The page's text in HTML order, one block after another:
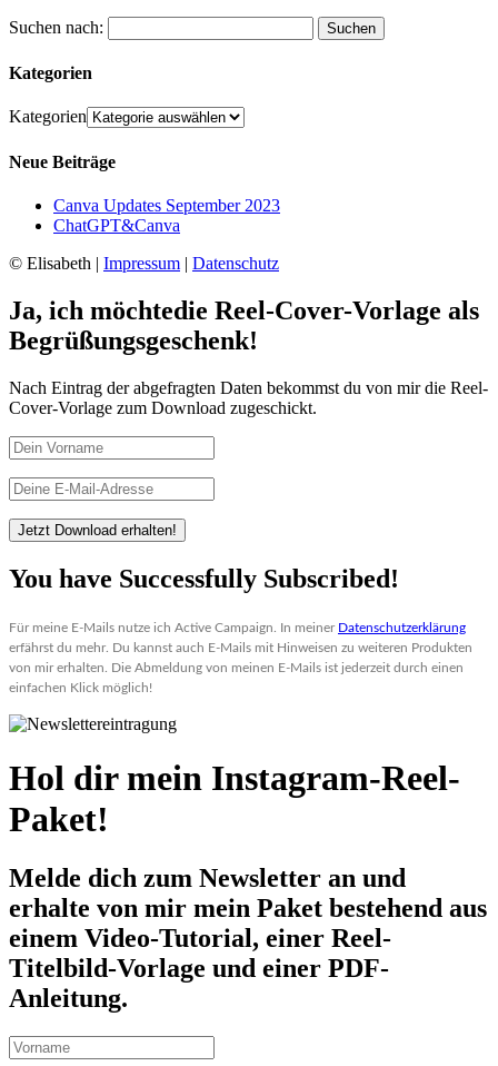
Suchen nach:
Kategorien
Kategorien
Neue Beiträge
Canva Updates September 2023
ChatGPT&Canva
© Elisabeth | Impressum | Datenschutz
Ja, ich möchtedie Reel-Cover-Vorlage als
Begrüßungsgeschenk!
Nach Eintrag der abgefragten Daten bekommst du von mir die Reel-
Cover-Vorlage zum Download zugeschickt.
Jetzt Download erhalten!
You have Successfully Subscribed!
Für meine E-Mails nutze ich Active Campaign. In meiner Datenschutzerklärung
erfährst du mehr. Du kannst auch E-Mails mit Hinweisen zu weiteren Produkten
von mir erhalten. Die Abmeldung von meinen E-Mails ist jederzeit durch einen
einfachen Klick möglich!
Hol dir mein Instagram-Reel-
Paket!
Melde dich zum Newsletter an und
erhalte von mir mein Paket bestehend aus
einem Video-Tutorial, einer Reel-
Titelbild-Vorlage und einer PDF-
Anleitung.